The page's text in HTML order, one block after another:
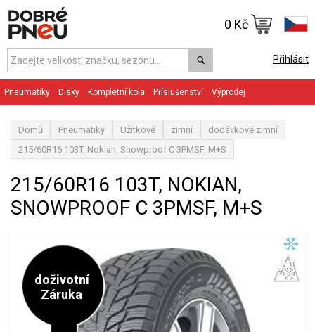
Přihlásit
0 Kč
Pneumatiky Disky Kompletní kola Příslušenství Výprodej
Domů Pneumatiky Užitkové zimní
dodávkové zimní
215/60R16 103T, Nokian, Snowproof C 3PMSF, M+S
215/60R16 103T, NOKIAN,
SNOWPROOF C 3PMSF, M+S
doživotní
Záruka